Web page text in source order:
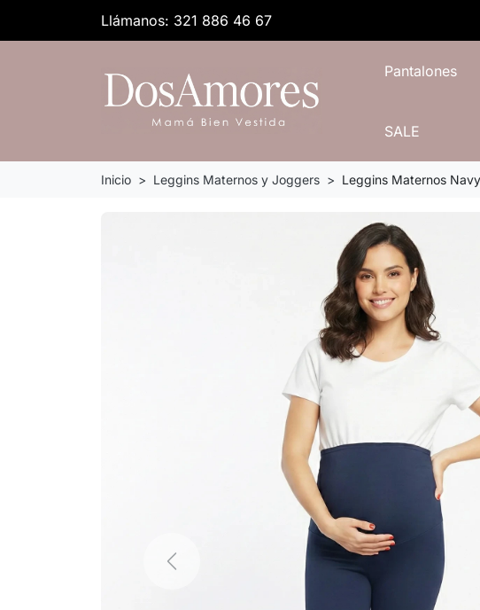
Llámanos: 321 886 46 67
Pantalones
SALE
Inicio Leggins Maternos y Joggers Leggins Maternos Navy
Previous